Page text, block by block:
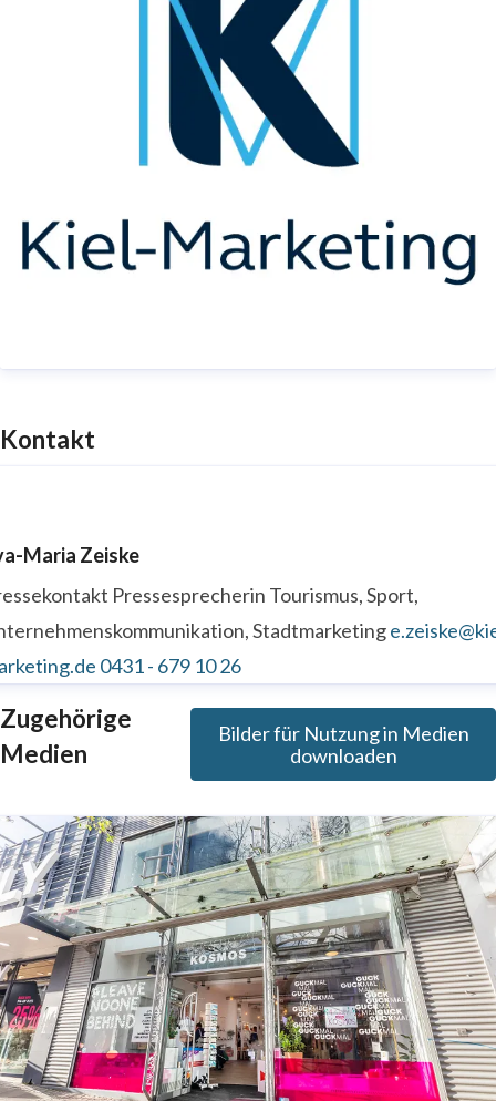
Kontakt
Maria Zeiske
Pressesprecherin Tourismus, Sport,
Stadtmarketing
0431 - 679 10 26
Zugehörige
Medien
Bilder für Nutzung in Medien
downloaden